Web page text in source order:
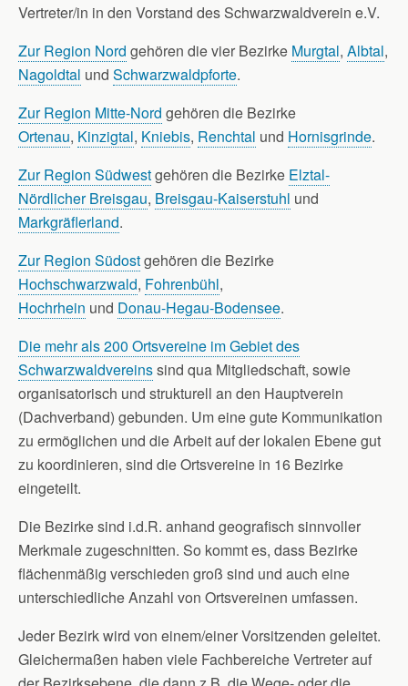
Vertreter/in in den Vorstand des Schwarzwaldverein e.V.
Zur Region Nord gehören die vier Bezirke Murgtal, Albtal,
Nagoldtal und Schwarzwaldpforte.
Zur Region Mitte-Nord gehören die Bezirke
Ortenau, Kinzigtal, Kniebis, Renchtal und Hornisgrinde.
Zur Region Südwestgehören die Bezirke Elztal-
Nördlicher Breisgau, Breisgau-Kaiserstuhl und
Markgräflerland.
Zur Region Südostgehören die Bezirke
Hochschwarzwald, Fohrenbühl,
Hochrhein und Donau-Hegau-Bodensee.
Die mehr als 200 Ortsvereine im Gebiet des
Schwarzwaldvereinssind qua Mitgliedschaft, sowie
organisatorisch und strukturell an den Hauptverein
(Dachverband) gebunden. Um eine gute Kommunikation
zu ermöglichen und die Arbeit auf der lokalen Ebene gut
zu koordinieren, sind die Ortsvereine in 16 Bezirke
eingeteilt.
Die Bezirke sind i.d.R. anhand geografisch sinnvoller
Merkmale zugeschnitten. So kommt es, dass Bezirke
flächenmäßig verschieden groß sind und auch eine
unterschiedliche Anzahl von Ortsvereinen umfassen.
Jeder Bezirk wird von einem/einer Vorsitzenden geleitet.
Gleichermaßen haben viele Fachbereiche Vertreter auf